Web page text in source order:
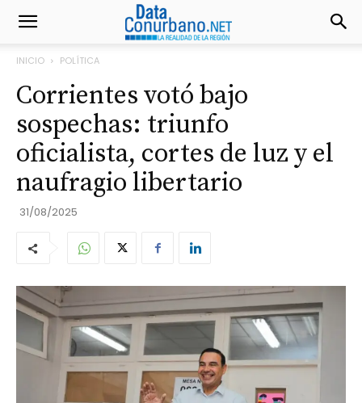
INICIO POLÍTICA
Corrientes votó bajo
sospechas: triunfo
oficialista, cortes de luz y el
naufragio libertario
31/08/2025